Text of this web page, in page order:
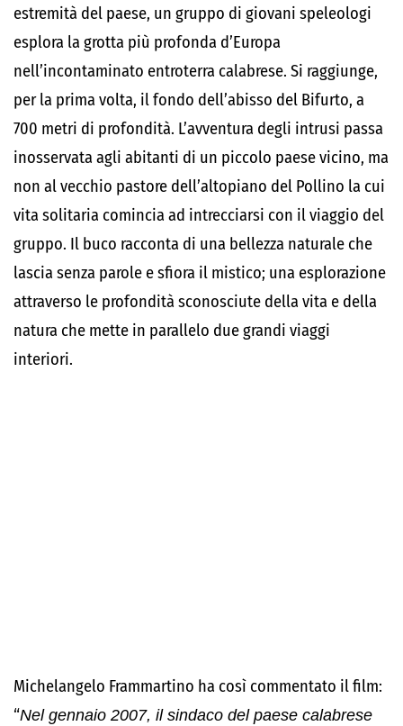
estremità del paese, un gruppo di giovani speleologi
esplora la grotta più profonda d’Europa
nell’incontaminato entroterra calabrese. Si raggiunge,
per la prima volta, il fondo dell’abisso del Bifurto, a
700 metri di profondità. L’avventura degli intrusi passa
inosservata agli abitanti di un piccolo paese vicino, ma
non al vecchio pastore dell’altopiano del Pollino la cui
vita solitaria comincia ad intrecciarsi con il viaggio del
gruppo. Il buco racconta di una bellezza naturale che
lascia senza parole e sfiora il mistico; una esplorazione
attraverso le profondità sconosciute della vita e della
natura che mette in parallelo due grandi viaggi
interiori.
Michelangelo Frammartino ha così commentato il film:
“Nel gennaio 2007, il sindaco del paese calabrese